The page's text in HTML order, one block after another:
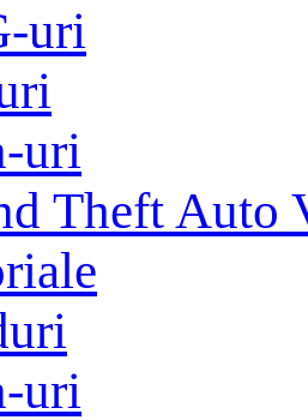
uri
uri
Theft Auto
uri